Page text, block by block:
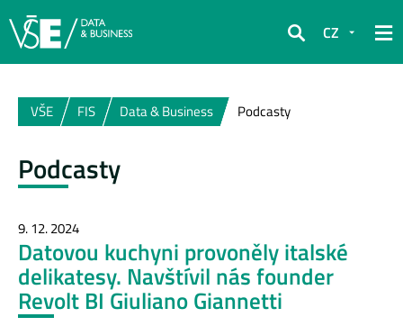
Hledat
CZ
VŠE FIS Data & Business Podcasty
Podcasty
9. 12. 2024
Datovou kuchyni provoněly italské
delikatesy. Navštívil nás founder
Revolt BI Giuliano Giannetti